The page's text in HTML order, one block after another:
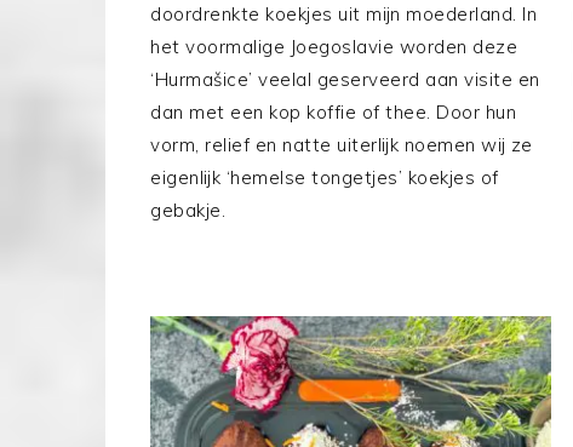
doordrenkte koekjes uit mijn moederland. In
het voormalige Joegoslavie worden deze
‘Hurmašice’ veelal geserveerd aan visite en
dan met een kop koffie of thee. Door hun
vorm, relief en natte uiterlijk noemen wij ze
eigenlijk ‘hemelse tongetjes’ koekjes of
gebakje.